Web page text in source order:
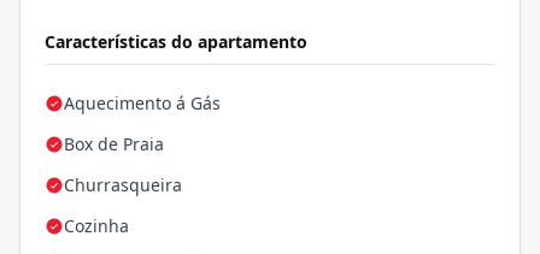
Características do apartamento
Aquecimento á Gás
Box de Praia
Churrasqueira
Cozinha